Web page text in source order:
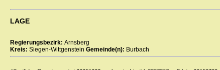
LAGE
Regierungsbezirk: Arnsberg
Kreis: Siegen-Wittgenstein Gemeinde(n): Burbach